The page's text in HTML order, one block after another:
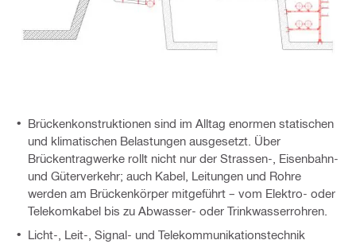
Brückenkonstruktionen sind im Alltag enormen statischen
und klimatischen Belastungen ausgesetzt. Über
Brückentragwerke rollt nicht nur der Strassen-, Eisenbahn-
und Güterverkehr; auch Kabel, Leitungen und Rohre
werden am Brückenkörper mitgeführt – vom Elektro- oder
Telekomkabel bis zu Abwasser- oder Trinkwasserrohren.
Licht-, Leit-, Signal- und Telekommunikationstechnik